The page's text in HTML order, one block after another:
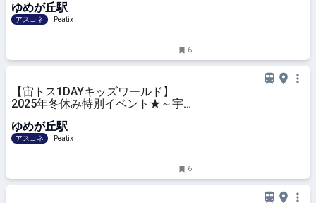
ゆめが丘駅
アスコネ Peatix
6
【宙トス1DAYキッズワールド】
2025年冬休み特別イベント★～宇
『宇宙クイズ大会!!』
ゆめが丘駅
アスコネ Peatix
6